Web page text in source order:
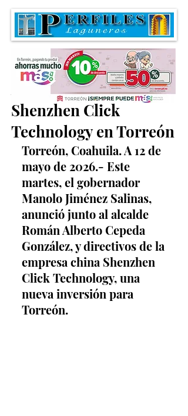
Anuncian inversión de
Shenzhen Click
Technology en Torreón
Torreón, Coahuila. A 12 de
mayo de 2026.- Este
martes, el gobernador
Manolo Jiménez Salinas,
anunció junto al alcalde
Román Alberto Cepeda
González, y directivos de la
empresa china Shenzhen
Click Technology, una
nueva inversión para
Torreón.